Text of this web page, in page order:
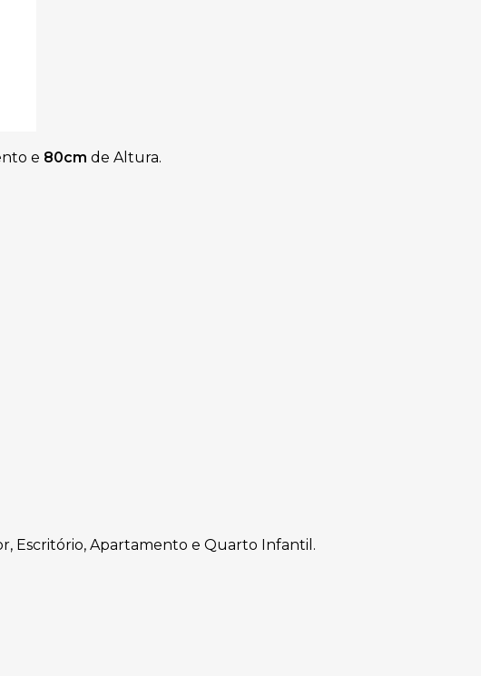
e 80cm de Altura.
Escritório, Apartamento e Quarto Infantil.